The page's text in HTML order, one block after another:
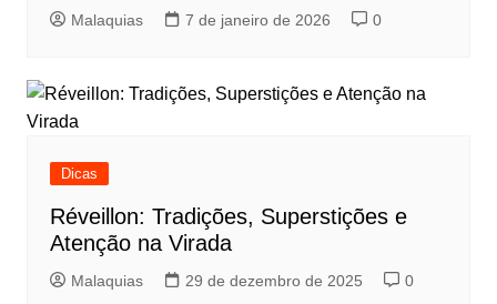
Malaquias 7 de janeiro de 2026 0
Dicas
Réveillon: Tradições, Superstições e
Atenção na Virada
Malaquias 29 de dezembro de 2025 0